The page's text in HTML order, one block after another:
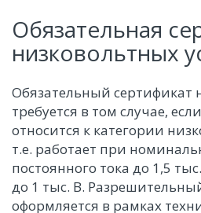
Обязательная
низковольтных
Обязательный сертификат
требуется в том случае,
относится к категории
т.е. работает при
постоянного тока до 1,5
до 1 тыс. В.
оформляется в рамках